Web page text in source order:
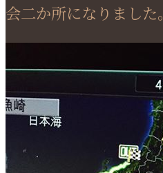
会二か所になりました。